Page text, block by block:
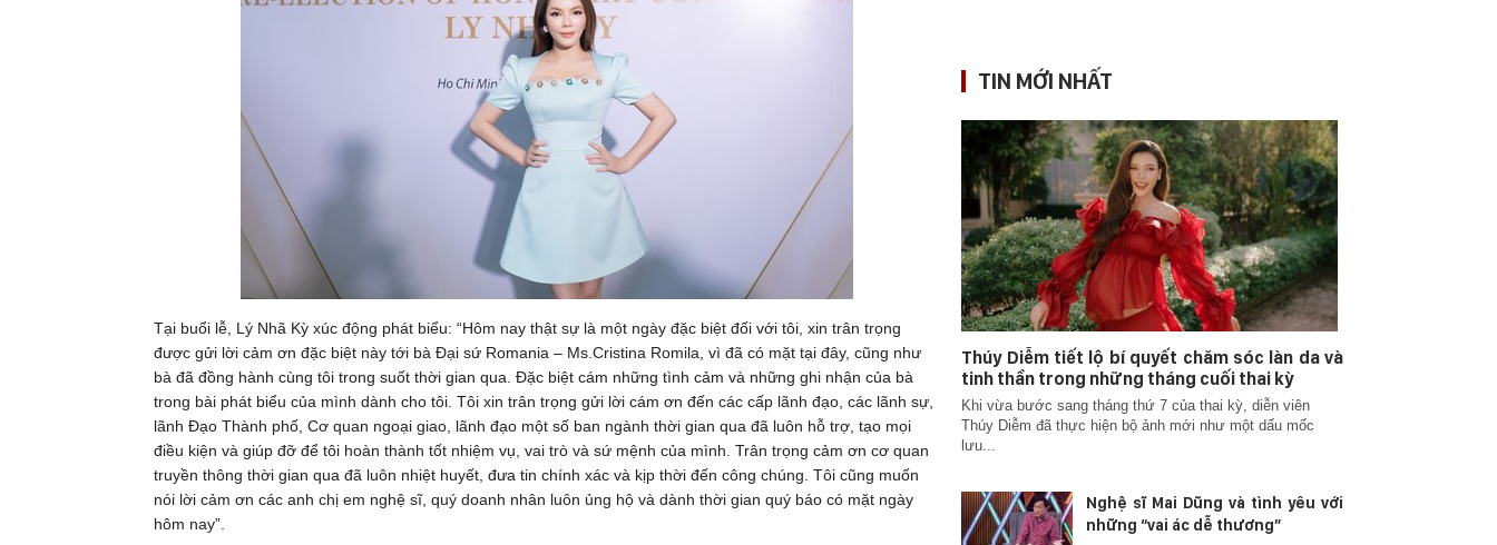
Tại buổi lễ, Lý Nhã Kỳ xúc động phát biểu: “Hôm nay thật sự là một ngày đặc biệt đối với tôi, xin trân trọng
được gửi lời cảm ơn đặc biệt này tới bà Đại sứ Romania – Ms.Cristina Romila, vì đã có mặt tại đây, cũng như
bà đã đồng hành cùng tôi trong suốt thời gian qua. Đặc biệt cám những tình cảm và những ghi nhận của bà
trong bài phát biểu của mình dành cho tôi. Tôi xin trân trọng gửi lời cám ơn đến các cấp lãnh đạo, các lãnh sự,
lãnh Đạo Thành phố, Cơ quan ngoại giao, lãnh đạo một số ban ngành thời gian qua đã luôn hỗ trợ, tạo mọi
điều kiện và giúp đỡ để tôi hoàn thành tốt nhiệm vụ, vai trò và sứ mệnh của mình. Trân trọng cảm ơn cơ quan
truyền thông thời gian qua đã luôn nhiệt huyết, đưa tin chính xác và kịp thời đến công chúng. Tôi cũng muốn
nói lời cảm ơn các anh chị em nghệ sĩ, quý doanh nhân luôn ủng hộ và dành thời gian quý báo có mặt ngày
hôm nay”.
TIN MỚI NHẤT
Thúy Diễm tiết lộ bí quyết chăm sóc làn da và
tinh thần trong những tháng cuối thai kỳ
Khi vừa bước sang tháng thứ 7 của thai kỳ, diễn viên
Thúy Diễm đã thực hiện bộ ảnh mới như một dấu mốc
lưu...
Nghệ sĩ Mai Dũng và tình yêu với
những “vai ác dễ thương”